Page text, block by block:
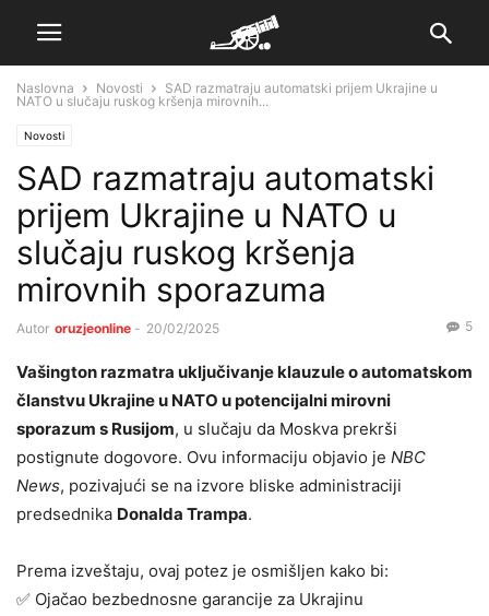
Naslovna Novosti
SAD razmatraju automatski prijem Ukrajine u
NATO u slučaju ruskog kršenja mirovnih...
Novosti
SAD razmatraju automatski
prijem Ukrajine u NATO u
slučaju ruskog kršenja
mirovnih sporazuma
Autor oruzjeonline - 20/02/2025 5
Vašington razmatra uključivanje klauzule o automatskom
članstvu Ukrajine u NATO u potencijalni mirovni
sporazum s Rusijom, u slučaju da Moskva prekrši
postignute dogovore. Ovu informaciju objavio je NBC
News, pozivajući se na izvore bliske administraciji
predsednika Donalda Trampa.
Prema izveštaju, ovaj potez je osmišljen kako bi:
✅ Ojačao bezbednosne garancije za Ukrajinu